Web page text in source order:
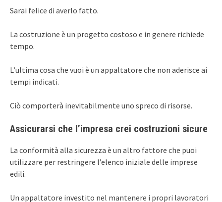
Sarai felice di averlo fatto.
La costruzione è un progetto costoso e in genere richiede
tempo.
L’ultima cosa che vuoi è un appaltatore che non aderisce ai
tempi indicati.
Ciò comporterà inevitabilmente uno spreco di risorse.
Assicurarsi che l’impresa crei costruzioni sicure
La conformità alla sicurezza è un altro fattore che puoi
utilizzare per restringere l’elenco iniziale delle imprese
edili.
Un appaltatore investito nel mantenere i propri lavoratori